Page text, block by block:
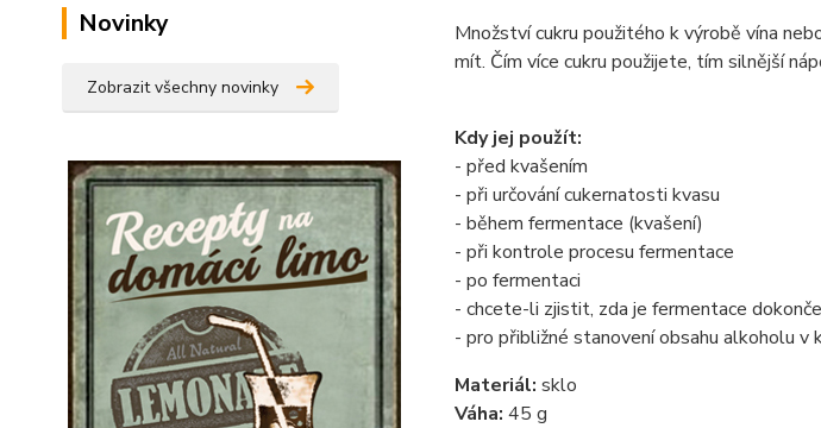
Novinky
Zobrazit všechny novinky
Množství cukru použitého k výrobě vína
mít. Čím více cukru použijete, tím silnější
Kdy jej použít:
- před kvašením
- při určování cukernatosti kvasu
- během fermentace (kvašení)
- při kontrole procesu fermentace
- po fermentaci
- chcete-li zjistit, zda je fermentace
- pro přibližné stanovení obsahu alkoholu v
Materiál: sklo
Váha: 45 g